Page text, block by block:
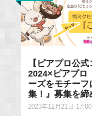
【ピアプロ公
2024×ピアプ
ーズをモチー
集！』募集を締
2023年12月21日 17:00